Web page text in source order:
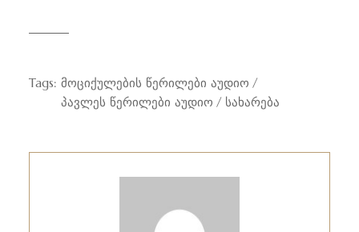
Tags: მოციქულების წერილები აუდიო
პავლეს წერილები აუდიო
სახარება